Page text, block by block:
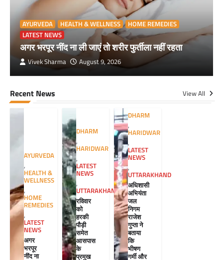
AYURVEDA HEALTH & WELLNESS
HOME REMEDIES
LATEST NEWS
अगर भरपूर नींद ना ली जाएं तो शरीर फुर्तीला नहीं रहता
Vivek Sharma August 9, 2026
Recent News View All
AYURVEDA
,
HEALTH &
WELLNESS
,
HOME
REMEDIES
,
LATEST
NEWS
अगर
भरपूर
नींद ना
DHARM
,
HARIDWAR
,
LATEST
NEWS
,
UTTARAKHAND
रविवार
को
हरकी
पौड़ी
समेत
आसपास
के
प्रमुख
DHARM
,
HARIDWAR
,
LATEST
NEWS
,
UTTARAKHAND
अधिशासी
अभियंता
जल
निगम
राजेश
गुप्ता ने
बताया
कि
भीषण
गर्मी और